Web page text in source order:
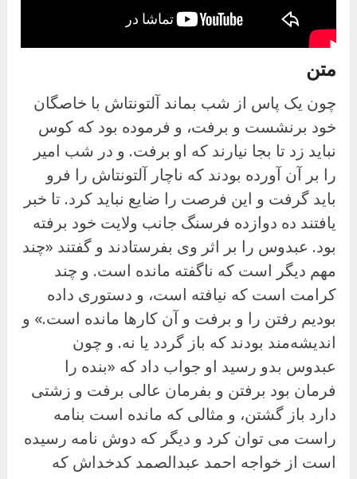
متن
چون یک پاس از شب بماند آلتونتاش با خاصگان
خود برنشست و برفت، و فرموده بود که کوس
نباید زد تا بجا نیارند که او برفت. و در شب امیر
را بر آن آورده بودند که ناچار آلتونتاش را فرو
باید گرفت و این فرصت را ضایع نباید کرد. تا خبر
یافتند ده دوازده فرسنگ جانب ولایت خود برفته
بود. عبدوس را بر اثر وی بفرستادند و گفتند «چند
مهم دیگر است که ناگفته مانده است. و چند
کرامت است که نیافته است، و دستوری داده
بودیم رفتن را و برفت و آن کارها مانده است.» و
اندیشه‌مند بودند که باز گردد یا نه. و چون
عبدوس بدو رسید او جواب داد که «بنده را
فرمان بود برفتن و بفرمان عالی برفت و زشتی
دارد باز گشتن، و مثالی که مانده است بنامه
راست می توان کرد و دیگر که دوش نامه رسیده
است از خواجه احمد عبدالصمد کدخداش که